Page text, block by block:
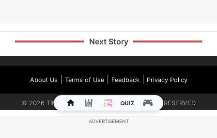
Next Story
About Us Terms of Use| Feedback| Privacy Policy
© 2026 TIMES INTERNET LIMITED. ALL RIGHTS RESERVED